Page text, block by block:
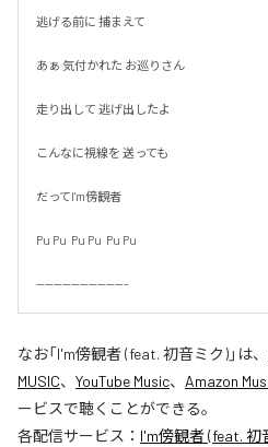
逃げる前に 捕まえて
あぁ 気付かれた お巡りさん
走り出して 逃げ出したよ
こんなに視線を 送っても
だってI'm傍観者
Pu Pu  Pu Pu  Pu Pu
---------------------
なお「I'm傍観者 (feat. 初音ミク)」は、
MUSIC、 YouTube Music、 Amazon
ービスで聴くことができる。
各配信サービス： I'm傍観者 (feat. 初